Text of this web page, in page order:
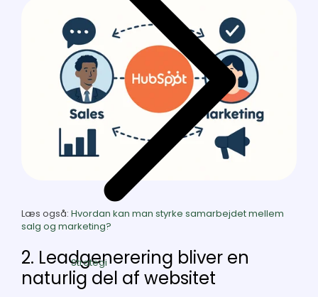
Strategi
Læs også: Hvordan kan man styrke samarbejdet mellem
salg og marketing?
2. Leadgenerering bliver en
naturlig del af websitet